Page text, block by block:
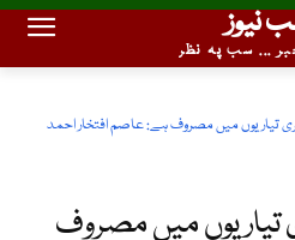
نیوز
... سب پہ نظر
تیاریوں میں مصروف ہے: عاصم افتخار احمد
میں مصروف